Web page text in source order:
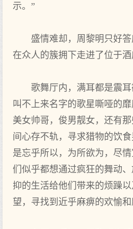
示。”
盛情难却，周黎明只好答
在众人的簇拥下走进了位于酒
歌舞厅内，满耳都是震耳
叫不上来名字的歌星嘶哑的
美女帅哥，俊男靓女，还有
间心存不轨，寻求猎物的饮
是忘乎所以，为所欲为，尽
们似乎都想通过疯狂的舞动
抑的生活给他们带来的烦躁
望，寻找到近乎麻痹的欢愉和